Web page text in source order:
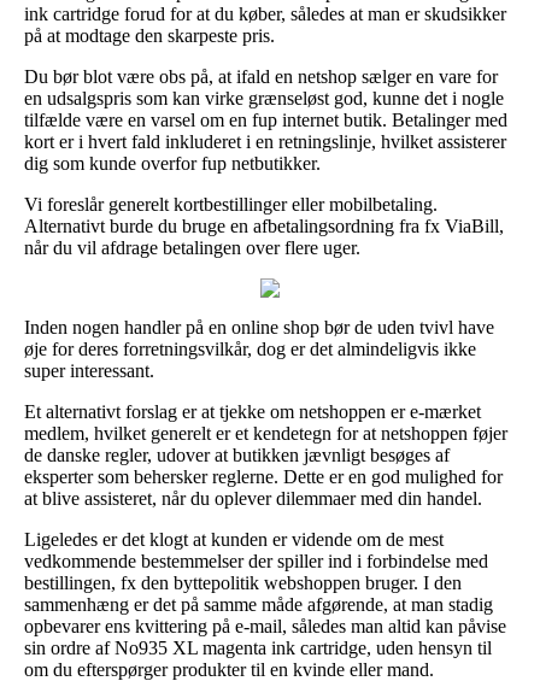
ink cartridge forud for at du køber, således at man er skudsikker
på at modtage den skarpeste pris.
Du bør blot være obs på, at ifald en netshop sælger en vare for
en udsalgspris som kan virke grænseløst god, kunne det i nogle
tilfælde være en varsel om en fup internet butik. Betalinger med
kort er i hvert fald inkluderet i en retningslinje, hvilket assisterer
dig som kunde overfor fup netbutikker.
Vi foreslår generelt kortbestillinger eller mobilbetaling.
Alternativt burde du bruge en afbetalingsordning fra fx ViaBill,
når du vil afdrage betalingen over flere uger.
Inden nogen handler på en online shop bør de uden tvivl have
øje for deres forretningsvilkår, dog er det almindeligvis ikke
super interessant.
Et alternativt forslag er at tjekke om netshoppen er e-mærket
medlem, hvilket generelt er et kendetegn for at netshoppen føjer
de danske regler, udover at butikken jævnligt besøges af
eksperter som behersker reglerne. Dette er en god mulighed for
at blive assisteret, når du oplever dilemmaer med din handel.
Ligeledes er det klogt at kunden er vidende om de mest
vedkommende bestemmelser der spiller ind i forbindelse med
bestillingen, fx den byttepolitik webshoppen bruger. I den
sammenhæng er det på samme måde afgørende, at man stadig
opbevarer ens kvittering på e-mail, således man altid kan påvise
sin ordre af No935 XL magenta ink cartridge, uden hensyn til
om du efterspørger produkter til en kvinde eller mand.